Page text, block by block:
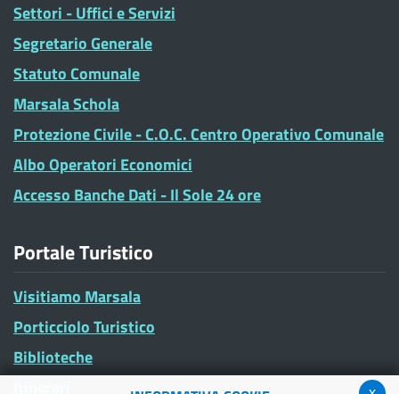
Settori - Uffici e Servizi
Segretario Generale
Statuto Comunale
Marsala Schola
Protezione Civile - C.O.C. Centro Operativo Comunale
Albo Operatori Economici
Accesso Banche Dati - Il Sole 24 ore
Portale Turistico
Visitiamo Marsala
Porticciolo Turistico
Biblioteche